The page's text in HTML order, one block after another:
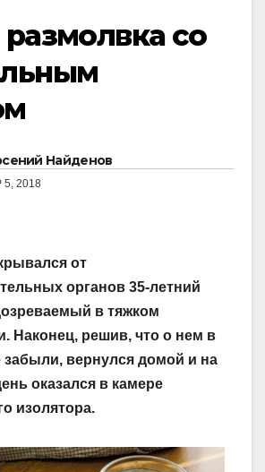
со
Найденов
2018
от
органов 35-летний
в тяжком
Наконец, решив, что о нем в
забыли, вернулся домой и на
оказался в камере
изолятора.